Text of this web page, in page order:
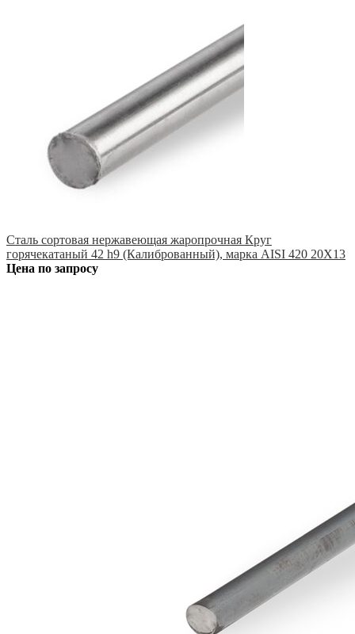
Сталь сортовая нержавеющая жаропрочная Круг
горячекатаный 42 h9 (Калиброванный), марка AISI 420 20Х13
Цена по запросу